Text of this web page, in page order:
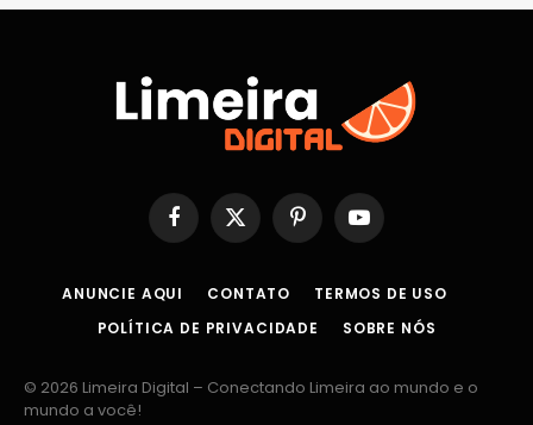
Facebook
X
(Twitter)
PinterestYouTube
ANUNCIE AQUI CONTATO
TERMOS DE USO
POLÍTICA DE PRIVACIDADE
SOBRE NÓS
© 2026 Limeira Digital – Conectando Limeira ao mundo e o
mundo a você!